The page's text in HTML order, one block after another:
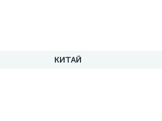
КИТАЙ